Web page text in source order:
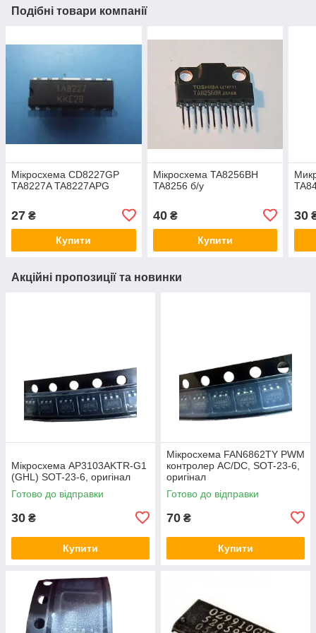
Подібні товари компанії
Мікросхема CD8227GP
TA8227A TA8227APG
27 ₴
Купити
Мікросхема TA8256BH
TA8256 б/у
40₴
Купити
30
Акційні пропозиції та новинки
Мікросхема AP3103AKTR-G1
(GHL) SOT-23-6, оригінал
Готово до відправки
30 ₴
Купити
Мікросхема FAN6862TY PWM
контролер AC/DC, SOT-23-6,
оригінал
Готово до відправки
70 ₴
Купити